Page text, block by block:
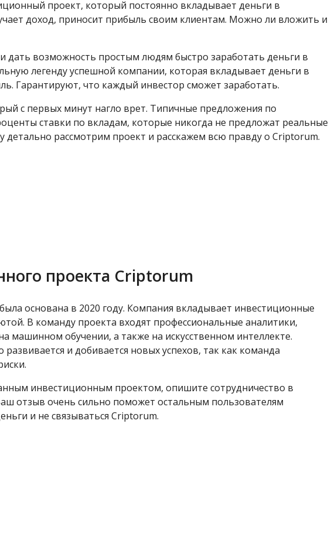
проект, который постоянно вкладывает деньги в
доход, приносит прибыль своим клиентам. Можно ли вложить и
дать возможность простым людям быстро заработать деньги в
легенду успешной компании, которая вкладывает деньги в
Гарантируют, что каждый инвестор сможет заработать.
с первых минут нагло врет. Типичные предложения по
ставки по вкладам, которые никогда не предложат реальные
рассмотрим проект и расскажем всю правду о Criptorum.
проекта Criptorum
основана в 2020 году. Компания вкладывает инвестиционные
В команду проекта входят профессиональные аналитики,
машинном обучении, а также на искусственном интеллекте.
и добивается новых успехов, так как команда
инвестиционным проектом, опишите сотрудничество в
отзыв очень сильно поможет остальным пользователям
и не связываться Criptorum.